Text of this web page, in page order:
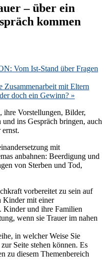
– über ein
kommen
Vom Ist-Stand über Fragen
Zusammenarbeit mit Eltern
doch ein Gewinn? »
ihre Vorstellungen, Bilder,
ins Gespräch bringen, auch
mit
anbahnen: Beerdigung und
von Sterben und Tod,
vorbereitet zu sein auf
Kinder mit einer
Kinder und ihre Familien
wenn sie Trauer im nahen
in welcher Weise Sie
Seite stehen können. Es
zu diesem Themenbereich